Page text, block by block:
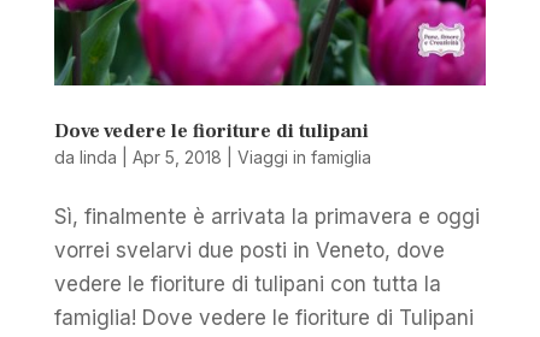
Dove vedere le fioriture di tulipani
da linda Apr 5, 2018 Viaggi in famiglia
Sì, finalmente è arrivata la primavera e oggi
vorrei svelarvi due posti in Veneto, dove
vedere le fioriture di tulipani con tutta la
famiglia! Dove vedere le fioriture di Tulipani